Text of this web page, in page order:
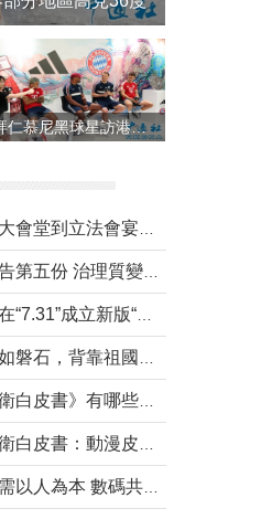
拜仁慕尼黑球星訪港 與球迷近距離互動